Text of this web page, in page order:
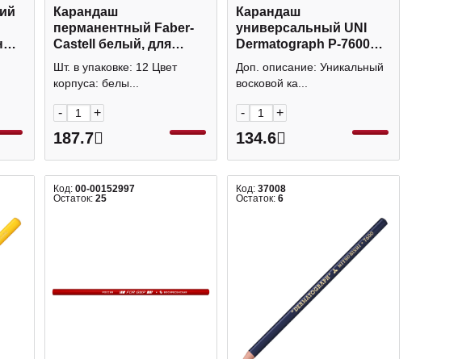
Карандаш
перманентный Faber-
Castell белый, для
письма по стеклу
115901
Шт. в упаковке: 12 Цвет
корпуса: белы...
- +
187.7
Карандаш
универсальный UNI
Dermatograph P-7600
(стекло, пластик,
металл) белый 66299
Доп. описание: Уникальный
восковой ка...
- +
134.6
Код: 00-00152997
Остаток: 25
Код: 37008
Остаток: 6